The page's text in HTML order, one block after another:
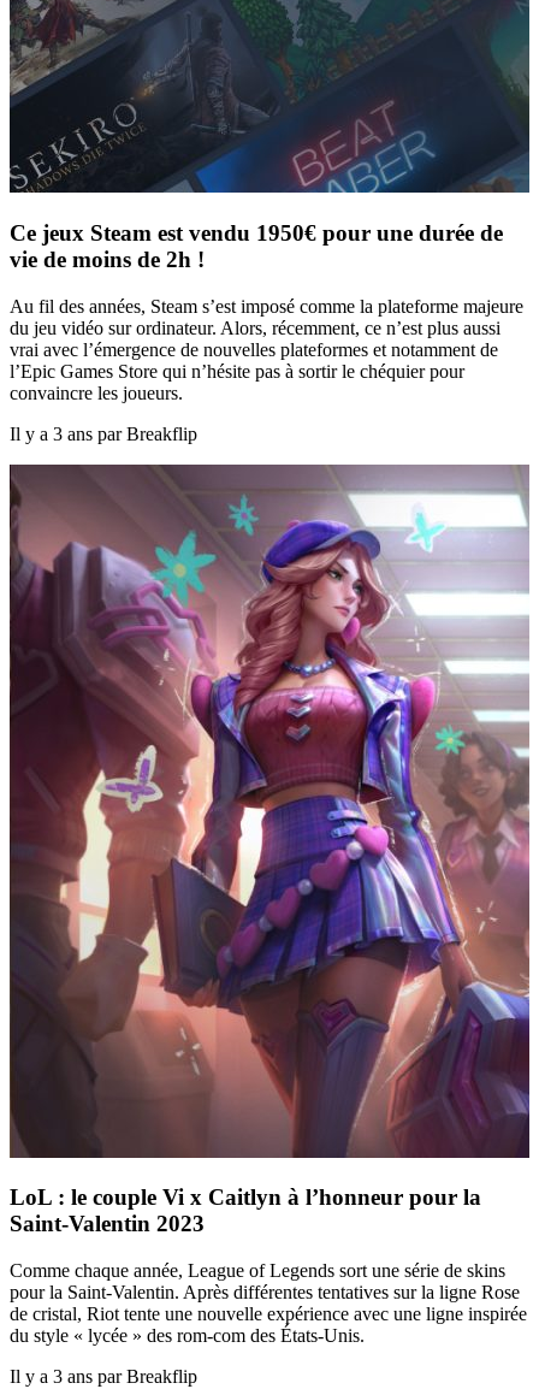
Ce jeux Steam est vendu 1950€ pour une durée de
vie de moins de 2h !
Au fil des années, Steam s’est imposé comme la plateforme majeure
du jeu vidéo sur ordinateur. Alors, récemment, ce n’est plus aussi
vrai avec l’émergence de nouvelles plateformes et notamment de
l’Epic Games Store qui n’hésite pas à sortir le chéquier pour
convaincre les joueurs.
Il y a 3 ans par Breakflip
LoL : le couple Vi x Caitlyn à l’honneur pour la
Saint-Valentin 2023
Comme chaque année, League of Legends sort une série de skins
pour la Saint-Valentin. Après différentes tentatives sur la ligne Rose
de cristal, Riot tente une nouvelle expérience avec une ligne inspirée
du style « lycée » des rom-com des États-Unis.
Il y a 3 ans par Breakflip